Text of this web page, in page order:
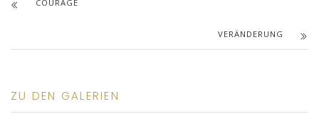
COURAGE
VERÄNDERUNG
ZU DEN GALERIEN